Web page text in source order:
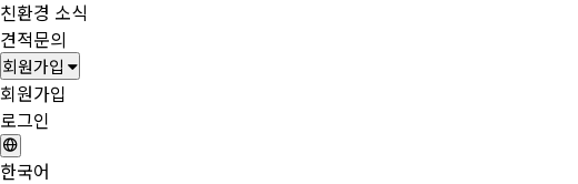
친환경 소식
견적문의
회원가입
회원가입
로그인
한국어